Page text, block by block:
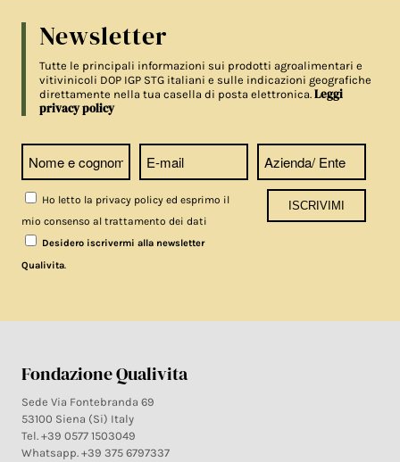
Newsletter
Tutte le principali informazioni sui prodotti agroalimentari e
vitivinicoli DOP IGP STG italiani e sulle indicazioni geografiche
direttamente nella tua casella di posta elettronica.Leggi
privacy policy
Ho letto la privacy policy ed esprimo il
mio consenso al trattamento dei dati
Desidero iscrivermi alla newsletter
Qualivita.
Fondazione Qualivita
Sede Via Fontebranda 69
53100 Siena (Si) Italy
Tel. +39 0577 1503049
Whatsapp. +39 375 6797337